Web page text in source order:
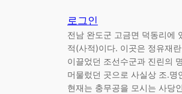
로그인
전남 완도군 고금면 덕동리에
적(사적)이다. 이곳은 정유재
이끌었던 조선수군과 진린의
머물렀던 곳으로 사실상 조.명
현재는 충무공을 모시는 사당